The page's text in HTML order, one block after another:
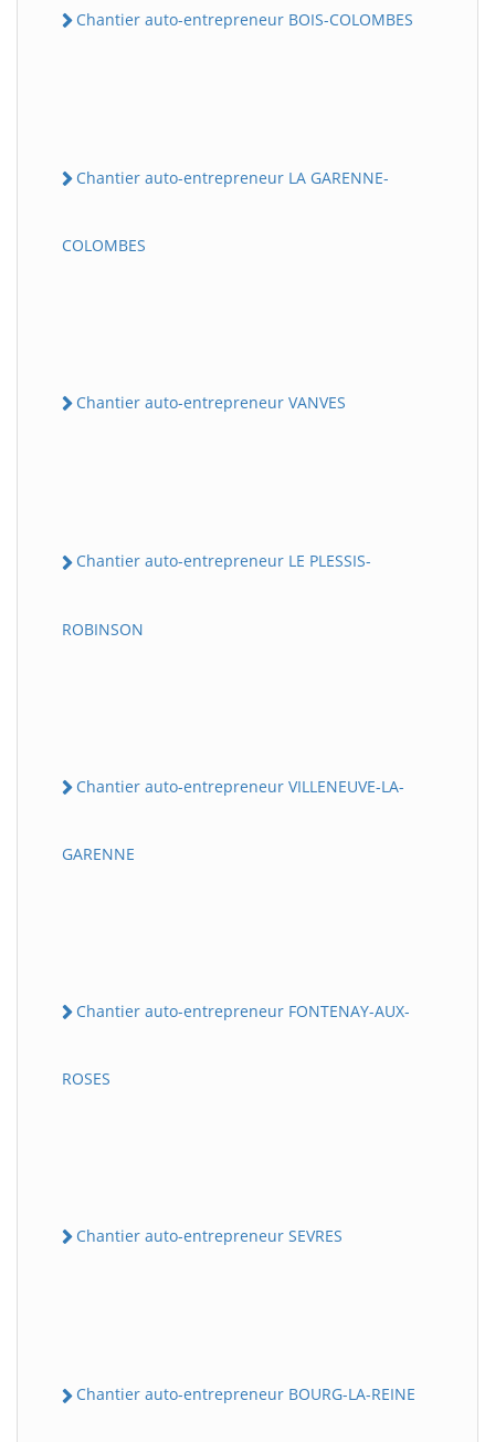
Chantier auto-entrepreneur BOIS-COLOMBES
Chantier auto-entrepreneur LA GARENNE-
COLOMBES
Chantier auto-entrepreneur VANVES
Chantier auto-entrepreneur LE PLESSIS-
ROBINSON
Chantier auto-entrepreneur VILLENEUVE-LA-
GARENNE
Chantier auto-entrepreneur FONTENAY-AUX-
ROSES
Chantier auto-entrepreneur SEVRES
Chantier auto-entrepreneur BOURG-LA-REINE